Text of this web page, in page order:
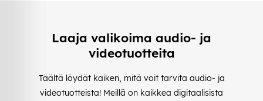
Laaja valikoima audio- ja
videotuotteita
Täältä löydät kaiken, mitä voit tarvita audio- ja
videotuotteista! Meillä on kaikkea digitaalisista